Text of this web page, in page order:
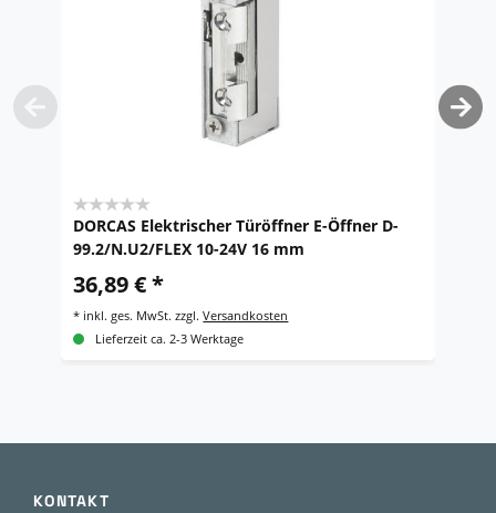
DORCAS Elektrischer Türöffner E-Öffner D-
99.2/N.U2/FLEX 10-24V 16 mm
36,89 € *
* inkl. ges. MwSt. zzgl.Versandkosten
Lieferzeit ca. 2-3 Werktage
KONTAKT